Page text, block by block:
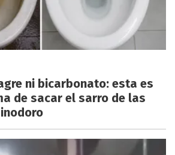
ni bicarbonato: esta es
de sacar el sarro de las